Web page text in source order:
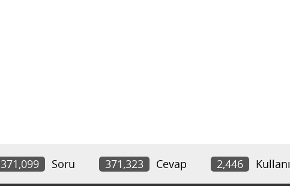
371,099 Soru 371,323 Cevap 2,446